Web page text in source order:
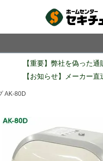
【重要】弊社を偽った
【お知らせ】メーカー
AK-80D